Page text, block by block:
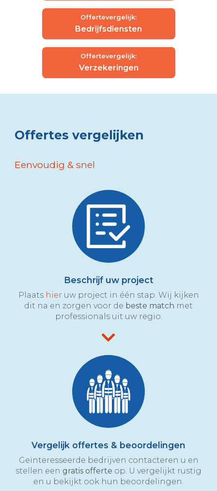
Offertevergelijk:
Bedrijfsdiensten
Offertevergelijk:
Verzekeringen
Offertes vergelijken
Eenvoudig & snel
Beschrijf uw project
Plaats hier uw project in één stap. Wij kijken
dit na en zorgen voor de beste match met
professionals uit uw regio.
Vergelijk offertes & beoordelingen
Geïnteresseerde bedrijven contacteren u en
stellen een gratis offerte op. U vergelijkt rustig
en u bekijkt ook hun beoordelingen.